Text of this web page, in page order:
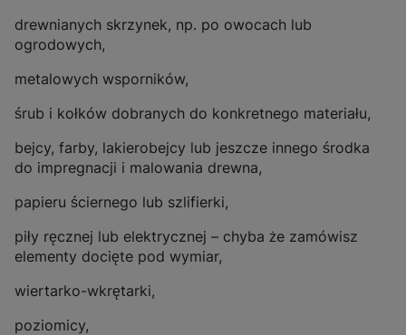
drewnianych skrzynek, np. po owocach lub
ogrodowych,
metalowych wsporników,
śrub i kołków dobranych do konkretnego materiału,
bejcy, farby, lakierobejcy lub jeszcze innego środka
do impregnacji i malowania drewna,
papieru ściernego lub szlifierki,
piły ręcznej lub elektrycznej – chyba że zamówisz
elementy docięte pod wymiar,
wiertarko-wkrętarki,
poziomicy,